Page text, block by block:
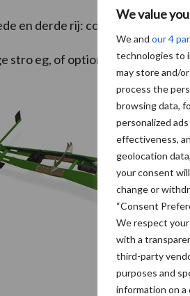
We value
We and our 4
technologies to
may store and/
process the
browsing data,
personalized
effectiveness,
geolocation
your consent will
change or
“Consent
We respect
with a
third-party
purposes and
information on a
en derde rij: combinatie van
stro eg, of optioneel